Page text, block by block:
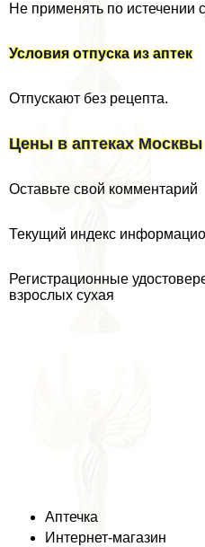
Не применять по истечении
Условия отпуска из аптек
Отпускают без рецепта.
Цены в аптеках Москвы
Оставьте свой комментарий
Текущий индекс
Регистрационные
взрослых сухая
Аптечка
Интернет-магазин